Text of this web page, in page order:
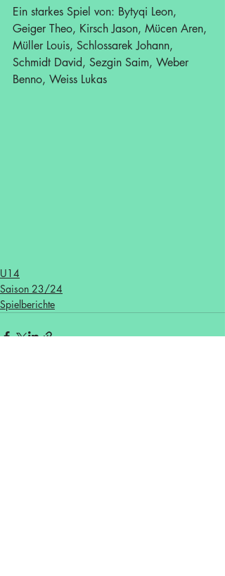
Ein starkes Spiel von: Bytyqi Leon,
Geiger Theo, Kirsch Jason, Mücen Aren,
Müller Louis, Schlossarek Johann,
Schmidt David, Sezgin Saim, Weber
Benno, Weiss Lukas
U14
Saison 23/24
Spielberichte